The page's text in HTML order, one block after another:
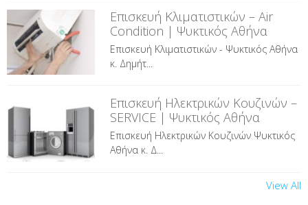
Επισκευή Κλιματιστικών – Air
Condition | Ψυκτικός Αθήνα
Επισκευή Κλιματιστικών - Ψυκτικός Αθήνα
κ. Δημήτ...
Επισκευή Ηλεκτρικών Κουζινών –
SERVICE | Ψυκτικός Αθήνα
Επισκευή Ηλεκτρικών Κουζινών Ψυκτικός
Αθήνα κ. Δ...
View All